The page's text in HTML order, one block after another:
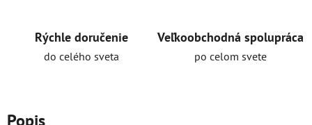
Rýchle doručenie
do celého sveta
Veľkoobchodná spolupráca
po celom svete
Popis